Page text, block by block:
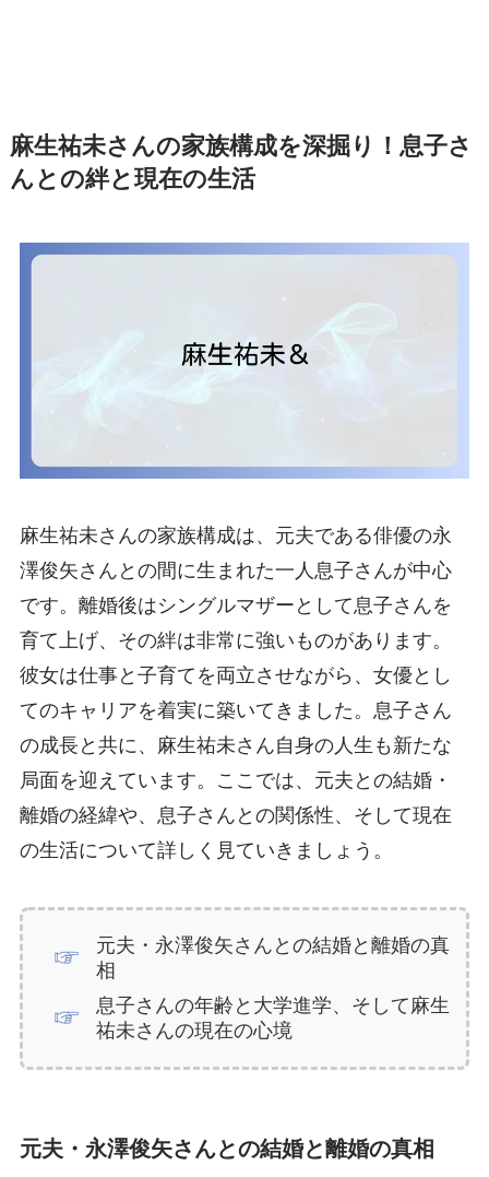
麻生祐未さんの家族構成を深掘り！息子さ
んとの絆と現在の生活
麻生祐未さんの家族構成は、元夫である俳優の永
澤俊矢さんとの間に生まれた一人息子さんが中心
です。離婚後はシングルマザーとして息子さんを
育て上げ、その絆は非常に強いものがあります。
彼女は仕事と子育てを両立させながら、女優とし
てのキャリアを着実に築いてきました。息子さん
の成長と共に、麻生祐未さん自身の人生も新たな
局面を迎えています。ここでは、元夫との結婚・
離婚の経緯や、息子さんとの関係性、そして現在
の生活について詳しく見ていきましょう。
元夫・永澤俊矢さんとの結婚と離婚の真
相
息子さんの年齢と大学進学、そして麻生
祐未さんの現在の心境
元夫・永澤俊矢さんとの結婚と離婚の真相